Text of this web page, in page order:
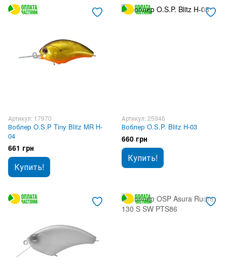
Артикул: 17970
Воблер O.S.P Tiny Blitz MR H-
04
661 грн
Купить!
Артикул: 25946
Воблер O.S.P. Blitz H-03
660 грн
Купить!